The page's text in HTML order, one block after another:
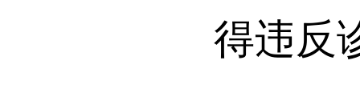
得违反